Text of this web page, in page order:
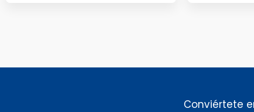
Conviértete